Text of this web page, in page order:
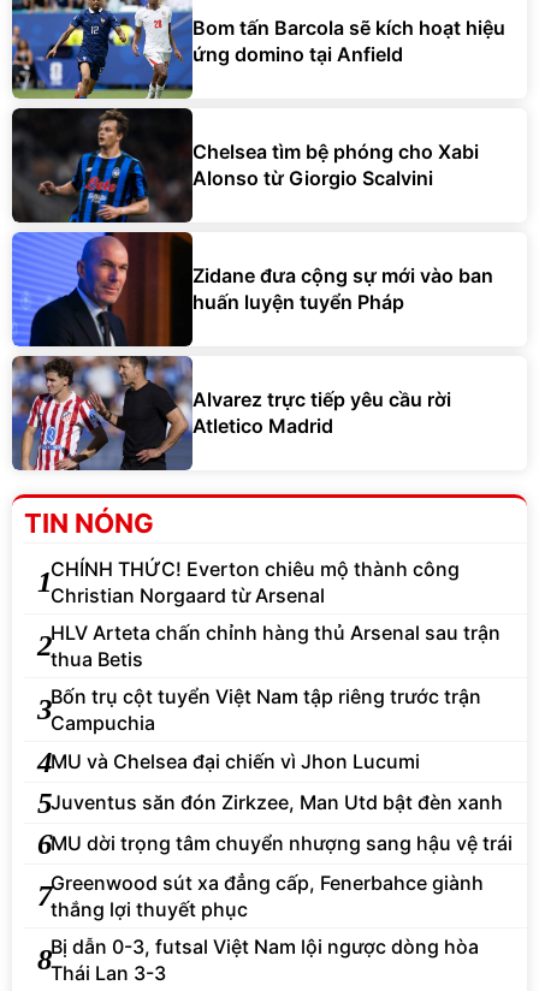
Bom tấn Barcola sẽ kích hoạt hiệu
ứng domino tại Anfield
Chelsea tìm bệ phóng cho Xabi
Alonso từ Giorgio Scalvini
Zidane đưa cộng sự mới vào ban
huấn luyện tuyển Pháp
Alvarez trực tiếp yêu cầu rời
Atletico Madrid
TIN NÓNG
1CHÍNH THỨC! Everton chiêu mộ thành công
Christian Norgaard từ Arsenal
2HLV Arteta chấn chỉnh hàng thủ Arsenal sau trận
thua Betis
3Bốn trụ cột tuyển Việt Nam tập riêng trước trận
Campuchia
4MU và Chelsea đại chiến vì Jhon Lucumi
5Juventus săn đón Zirkzee, Man Utd bật đèn xanh
6MU dời trọng tâm chuyển nhượng sang hậu vệ trái
7Greenwood sút xa đẳng cấp, Fenerbahce giành
thắng lợi thuyết phục
8Bị dẫn 0-3, futsal Việt Nam lội ngược dòng hòa
Thái Lan 3-3